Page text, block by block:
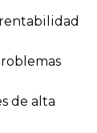
de alta